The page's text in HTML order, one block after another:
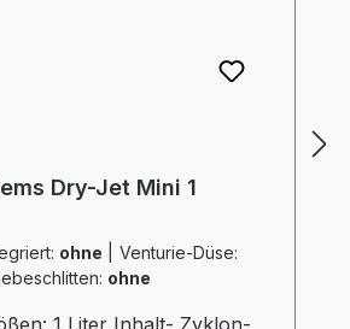
Dry-Jet Mini 1
ohne
Venturie-Düse:
ohne
1 Liter Inhalt- Zyklon-